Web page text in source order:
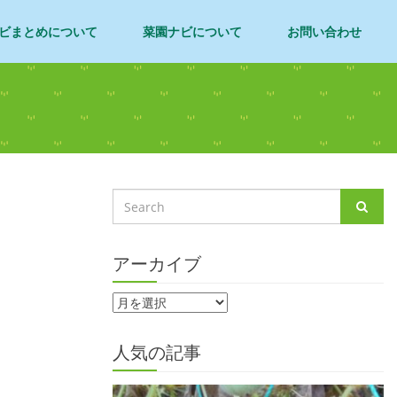
まとめについて 菜園ナビについて お問い合わせ
アーカイブ
人気の記事